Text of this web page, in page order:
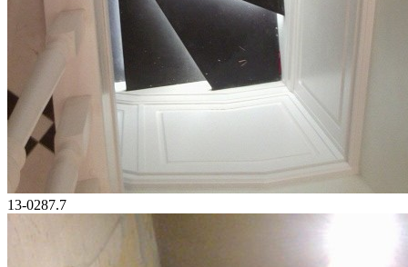
13-0287.7